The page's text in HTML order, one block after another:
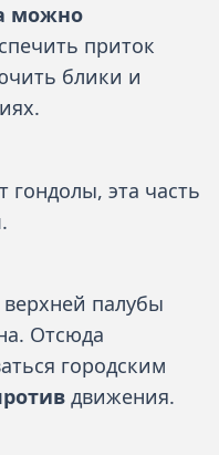
можно
приток
блики и
гондолы, эта часть
.
палубы
Отсюда
городским
движения.